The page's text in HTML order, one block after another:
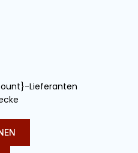
Lieferanten